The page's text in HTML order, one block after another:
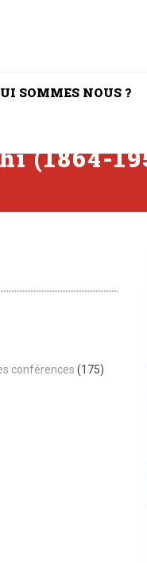
SOMMES NOUS ?
(1864-
conférences (175)